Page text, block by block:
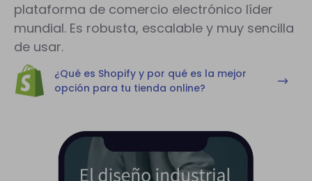
plataforma de comercio electrónico líder
mundial. Es robusta, escalable y muy sencilla
de usar.
¿Qué es Shopify y por qué es la mejor
opción para tu tienda online?